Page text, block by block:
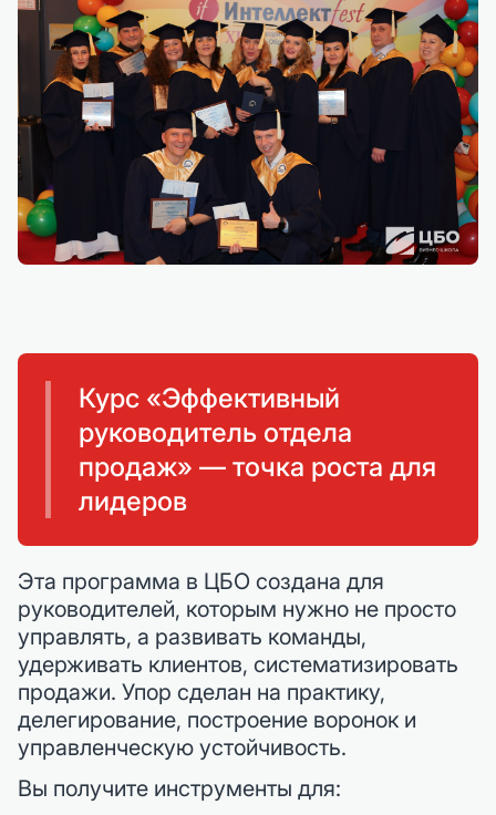
Курс «Эффективный
руководитель отдела
продаж» — точка роста для
лидеров
Эта программа в ЦБО создана для
руководителей, которым нужно не просто
управлять, а развивать команды,
удерживать клиентов, систематизировать
продажи. Упор сделан на практику,
делегирование, построение воронок и
управленческую устойчивость.
Вы получите инструменты для: